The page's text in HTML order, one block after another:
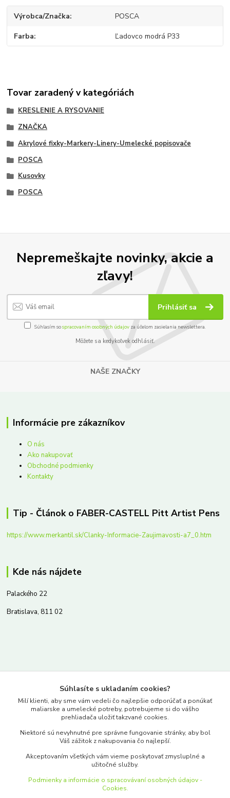
Výrobca/Značka POSCA
Farba Ľadovco modrá P33
Tovar zaradený v kategóriách
KRESLENIE A RYSOVANIE
ZNAČKA
Akrylové fixky-Markery-Linery-Umelecké popisovače
POSCA
Kusovky
POSCA
Nepremeškajte novinky, akcie a
zľavy!
Prihlásiť sa
Súhlasím sospracovaním osobných údajov za účelom zasielania newslettera.
Môžete sa kedykoľvek odhlásiť.
NAŠE ZNAČKY
Informácie pre zákazníkov
O nás
Ako nakupovať
Obchodné podmienky
Kontakty
Tip - Článok o FABER-CASTELL Pitt Artist Pens
https://www.merkantil.sk/Clanky-Informacie-Zaujimavosti-a7_0.htm
Kde nás nájdete
Palackého 22
Bratislava, 811 02
www.merkantil.sk
Pondelok-Piatok: 9.00-17.00hod.
objednavky@merkantil-obchod.sk
Súhlasíte s ukladaním cookies?
Milí klienti, aby sme vám vedeli čo najlepšie odporúčať a ponúkať
maliarske a umelecké potreby, potrebujeme si do vášho
prehliadača uložiť takzvané cookies.
Niektoré sú nevyhnutné pre správne fungovanie stránky, aby bol
Váš zážitok z nakupovania čo najlepší.
Akceptovaním všetkých vám vieme poskytovať zmysluplné a
užitočné služby.
Podmienky a informácie o spracovávaní osobných údajov -
Cookies.